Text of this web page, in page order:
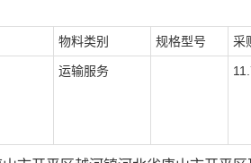
物料类别 规格型号 采
运输服务